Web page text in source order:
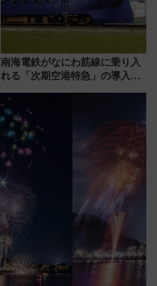
南海電鉄がなにわ筋線に乗り入
れる「次期空港特急」の導入を
日本初の鉄道デザイン